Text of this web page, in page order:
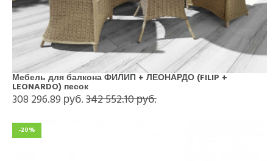
Мебель для балкона ФИЛИП + ЛЕОНАРДО (FILIP +
LEONARDO) песок
308 296.89 руб.342 552.10 руб.
-20%